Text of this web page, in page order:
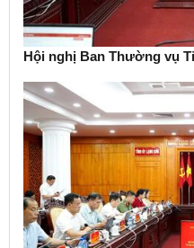
Hội nghị Ban Thường vụ